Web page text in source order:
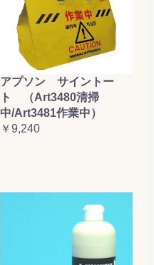
アプソン サイントー
ト （Art3480清掃
中/Art3481作業中）
￥9,240